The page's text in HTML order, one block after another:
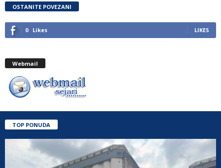
OSTANITE POVEZANI
0 Likes LIKES
Webmail
TOP PONUDA